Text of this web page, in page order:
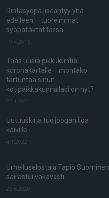
Rintasyöpä lisääntyy yhä
edelleen – tuoreimmat
syöpäfaktat tässä
19.4.2016
Taas uusia pikkukuntia
koronakartalle – montako
tartuntaa sinun
kotipaikkakunnallasi on nyt?
22.1.2021
Uutuuskirja tuo joogan iloa
kaikille
4.1.2022
Urheiluselostaja Tapio Suominen
sairastui vakavasti
25.6.2020